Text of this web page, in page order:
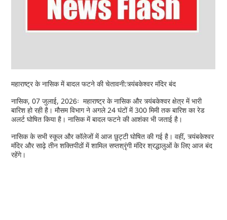
महाराष्ट्र के नासिक में बादल फटने की चेतावनी:त्र्यंबकेश्वर मंदिर बंद
नासिक, 07 जुलाई, 2026ः महाराष्ट्र के नासिक और त्र्यंबकेश्वर क्षेत्र में भारी
बारिश हो रही है। मौसम विभाग ने अगले 24 घंटों में 300 मिमी तक बारिश का रेड
अलर्ट घोषित किया है। नासिक में बादल फटने की आशंका भी जताई है।
नासिक के सभी स्कूल और कॉलेजों में आज छुट्टी घोषित की गई है। वहीं, त्र्यंबकेश्वर
मंदिर और साढ़े तीन शक्तिपीठों में शामिल सप्तश्रृंगी मंदिर श्रद्धालुओं के लिए आज बंद
रहेंगे।